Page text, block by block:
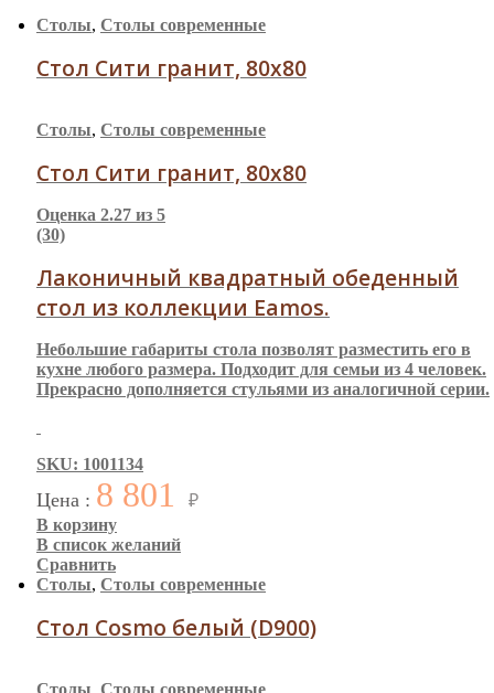
Столы, Столы современные
Стол Сити гранит, 80х80
Столы, Столы современные
Стол Сити гранит, 80х80
Оценка 2.27 из 5
(30)
Лаконичный квадратный обеденный
стол из коллекции Eamos.
Небольшие габариты стола позволят разместить его в
кухне любого размера. Подходит для семьи из 4 человек.
Прекрасно дополняется стульями из аналогичной серии.
SKU: 1001134
Цена : 8 801
₽
В корзину
В список желаний
Сравнить
Столы, Столы современные
Стол Cosmo белый (D900)
Столы Столы современные